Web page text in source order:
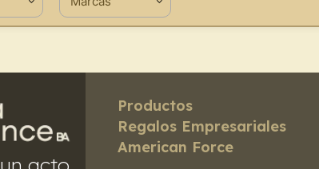
Productos
Regalos Empresariales
American Force